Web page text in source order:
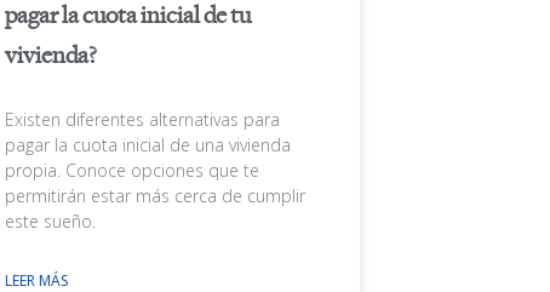
pagar la cuota inicial de tu
vivienda?
Existen diferentes alternativas para
pagar la cuota inicial de una vivienda
propia. Conoce opciones que te
permitirán estar más cerca de cumplir
este sueño.
LEER MÁS